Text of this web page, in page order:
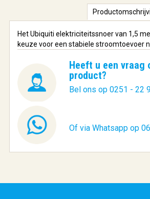
Het Ubiquiti elektriciteitssnoer van 1,5
keuze voor een stabiele stroomtoevoer
Heeft u een vraag
product?
Bel ons op 0251 - 22
Of via Whatsapp op